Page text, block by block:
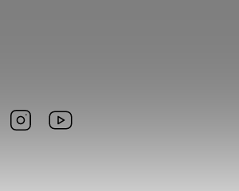
https://twitter.com/worldofchilli
Instagram